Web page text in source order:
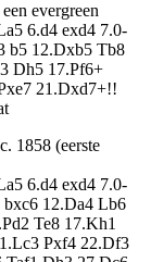
evergreen
6.d4 exd4 7.0-
b5 12.Dxb5 Tb8
Dh5 17.Pf6+
21.Dxd7+!!
1858 (eerste
6.d4 exd4 7.0-
bxc6 12.Da4 Lb6
Te8 17.Kh1
Pxf4 22.Df3